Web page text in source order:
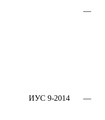
—
ИУС 9-2014 —